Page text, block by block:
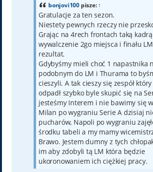
bonjovi100pisze:↑
Gratulacje za ten sezon.
Niestety pewnych rzeczy nie
Grając na 4rech frontach taką kadrą
wywalczenie 2go miejsca i finału
rezultat.
Gdybyśmy mieli choć 1 napastnika
podobnym do LM i Thurama to
cieszyli. A tak cieszy się zespół
odpadł szybko byle skupić się na
jesteśmy Interem i nie bawimy się
Milan po wygraniu Serie A dzisiaj
pucharów, Napoli po wygraniu
środku tabeli a my mamy
Brawo. Jestem dumny z tych
im aby zdobyli tą LM która będzie
ukoronowaniem ich ciężkiej pracy.